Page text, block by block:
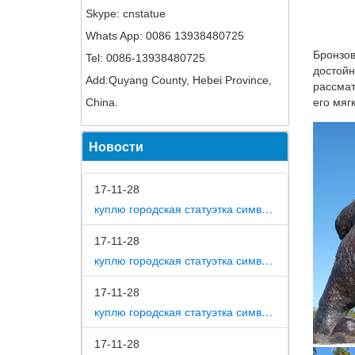
Skype: cnstatue
Whats App: 0086 13938480725
Tel: 0086-13938480725
Add:Quyang County, Hebei Province,
China.
Новости
17-11-28
куплю городская статуэтка символ собака в дом
17-11-28
куплю городская статуэтка символ собака в метро москвы
17-11-28
куплю городская статуэтка символ собака на площади революции
17-11-28
560
Более
Слон
его